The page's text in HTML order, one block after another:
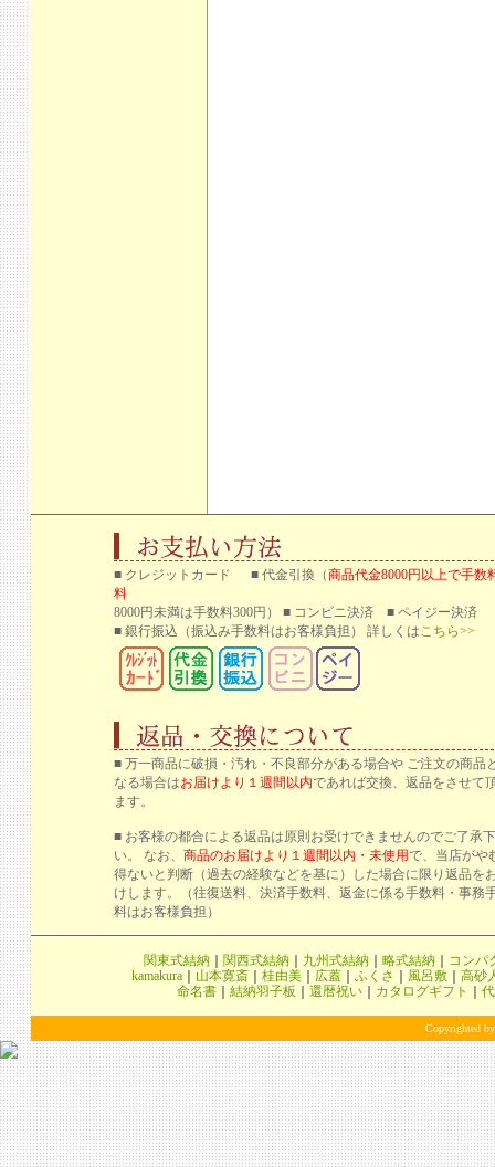
■ クレジットカード ■ 代金引換（商品代金8000円以上で手数
料
8000円未満は手数料300円） ■ コンビニ決済 ■ ペイジー決済
■ 銀行振込 （振込み手数料はお客様負担） 詳しくはこちら>>
■ 万一商品に破損・汚れ・不良部分がある場合や ご注文の商品
なる場合はお届けより１週間以内であれば交換、返品をさせて
ます。
■ お客様の都合による返品は原則お受けできませんのでご了承
い。 なお、 商品のお届けより１週間以内・未使用で、当店がや
得ないと判断（過去の経験などを基に）した場合に限り返品を
けします。（往復送料、決済手数料、返金に係る手数料・事務
料はお客様負担）
関東式結納 関西式結納 九州式結納 略式結納
コンパ
kamakura
山本寛斎 桂由美 広蓋 ふくさ 風呂敷
高砂
命名書
結納羽子板 還暦祝い カタログギフト
Copyrighted